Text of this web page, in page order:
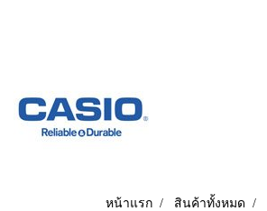
หน้าแรก สินค้าทั้งหมด